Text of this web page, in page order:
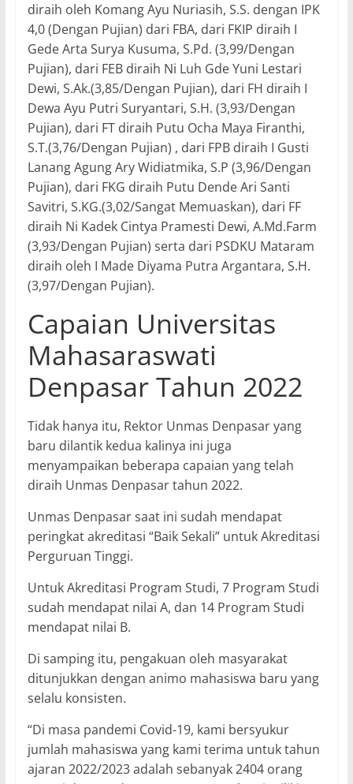
diraih oleh Komang Ayu Nuriasih, S.S. dengan IPK
4,0 (Dengan Pujian) dari FBA, dari FKIP diraih I
Gede Arta Surya Kusuma, S.Pd. (3,99/Dengan
Pujian), dari FEB diraih Ni Luh Gde Yuni Lestari
Dewi, S.Ak.(3,85/Dengan Pujian), dari FH diraih I
Dewa Ayu Putri Suryantari, S.H. (3,93/Dengan
Pujian), dari FT diraih Putu Ocha Maya Firanthi,
S.T.(3,76/Dengan Pujian) , dari FPB diraih I Gusti
Lanang Agung Ary Widiatmika, S.P (3,96/Dengan
Pujian), dari FKG diraih Putu Dende Ari Santi
Savitri, S.KG.(3,02/Sangat Memuaskan), dari FF
diraih Ni Kadek Cintya Pramesti Dewi, A.Md.Farm
(3,93/Dengan Pujian) serta dari PSDKU Mataram
diraih oleh I Made Diyama Putra Argantara, S.H.
(3,97/Dengan Pujian).
Capaian Universitas
Mahasaraswati
Denpasar Tahun 2022
Tidak hanya itu, Rektor Unmas Denpasar yang
baru dilantik kedua kalinya ini juga
menyampaikan beberapa capaian yang telah
diraih Unmas Denpasar tahun 2022.
Unmas Denpasar saat ini sudah mendapat
peringkat akreditasi “Baik Sekali” untuk Akreditasi
Perguruan Tinggi.
Untuk Akreditasi Program Studi, 7 Program Studi
sudah mendapat nilai A, dan 14 Program Studi
mendapat nilai B.
Di samping itu, pengakuan oleh masyarakat
ditunjukkan dengan animo mahasiswa baru yang
selalu konsisten.
“Di masa pandemi Covid-19, kami bersyukur
jumlah mahasiswa yang kami terima untuk tahun
ajaran 2022/2023 adalah sebanyak 2404 orang